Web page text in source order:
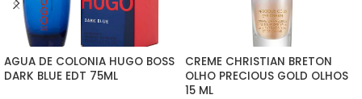
AGUA DE COLONIA HUGO BOSS
DARK BLUE EDT 75ML
CREME CHRISTIAN BRETON
OLHO PRECIOUS GOLD OLHOS
15 ML